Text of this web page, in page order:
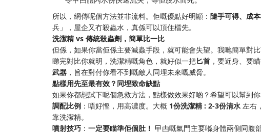
所以，網傳呢個方法並非流料。佢嘅優點好明顯： 隨手可得、成
兵」，屋企又冇殺蟲水，真係可以頂住檔先。
洗潔精 vs 傳統殺蟲劑，簡單比一比
但係，如果你當佢係主要滅蟲手段，就可能會失望。我哋簡單對比
睇完對比你就明，洗潔精嘅角色，就好似一把匕首 ，要近身、要
武器 ，旨在對付你看不到嘅敵人同埋未來嘅威脅。
點樣用先至最有效？同埋致命缺點
如果你都想試下呢個急救方法，點樣做效果好啲？希望可以幫到你
調配比例 ：唔好慳，用高濃度。大概 1份洗潔精 : 2-3份清水 左右
靠洗潔精。
噴射技巧 ： 一定要瞄準佢個肚！
曱甴嘅氣門主要喺身體兩側同腹